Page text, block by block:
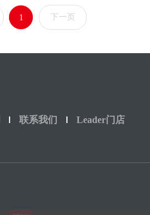
1 下一页
联系我们 Leader门店